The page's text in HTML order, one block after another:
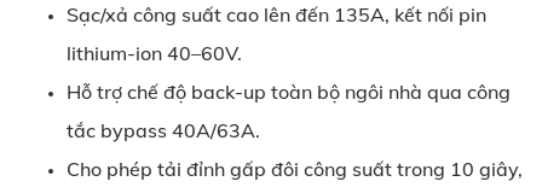
Sạc/xả công suất cao lên đến 135A, kết nối pin
lithium-ion 40–60V.
Hỗ trợ chế độ back-up toàn bộ ngôi nhà qua công
tắc bypass 40A/63A.
Cho phép tải đỉnh gấp đôi công suất trong 10 giây,